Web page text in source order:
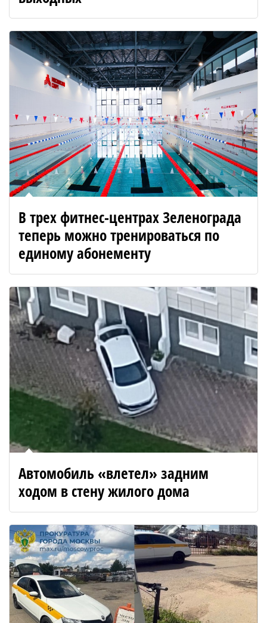
В трех фитнес-центрах Зеленограда
теперь можно тренироваться по
единому абонементу
Автомобиль «влетел» задним
ходом в стену жилого дома